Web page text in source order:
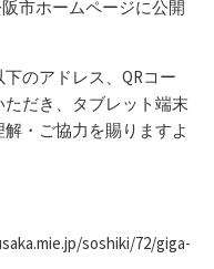
市ホームページに公開
のアドレス、QRコー
だき、タブレット端末
・ご協力を賜りますよ
soshiki/72/giga-